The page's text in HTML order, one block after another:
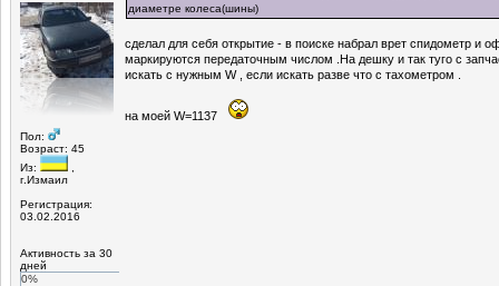
Пол:
Возраст: 45
Из:
г.Измаил
Регистрация:
03.02.2016
Активность за 30
дней
0%
диаметре колеса(шины)
сделал для себя открытие - в поиске набрал врет спидометр и
маркируются передаточным числом .На дешку и так туго с
искать с нужным W , если искать разве что с тахометром .
на моей W=1137